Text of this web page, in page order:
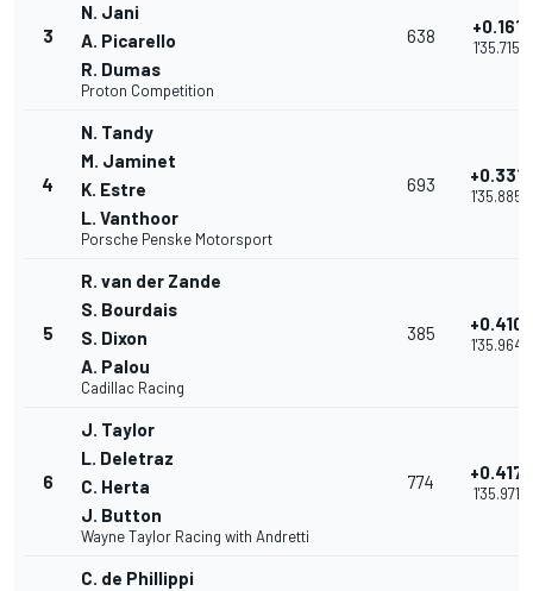
3
N. Jani
A. Picarello
R. Dumas
Proton Competition
638 +0.161
1'35.715
4
N. Tandy
M. Jaminet
K. Estre
L. Vanthoor
Porsche Penske Motorsport
693 +0.331
1'35.885
5
R. van der Zande
S. Bourdais
S. Dixon
A. Palou
Cadillac Racing
385 +0.410
1'35.964
6
J. Taylor
L. Deletraz
C. Herta
J. Button
Wayne Taylor Racing with Andretti
774 +0.417
1'35.971
C. de Phillippi